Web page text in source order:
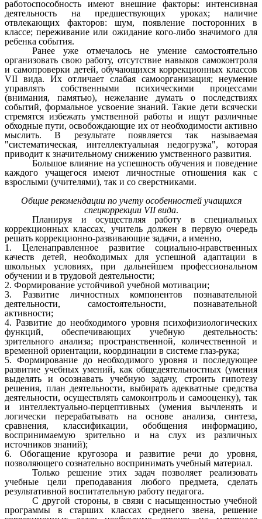
работоспособность имеют внешние факторы: интенсивная
деятельность на предшествующих уроках; наличие
отвлекающих факторов: шум, появление посторонних в
классе; переживание или ожидание кого-либо значимого для
ребенка события.
Ранее уже отмечалось не умение самостоятельно
организовать свою работу, отсутствие навыков самоконтроля
и самопроверки детей, обучающихся коррекционных классов
VII вида. Их отличает слабая самоорганизация; неумение
управлять собственными психическими процессами
(внимания, памятью), нежелание думать о последствиях
событий, формальное усвоение знаний. Такие дети всячески
стремятся избежать умственной работы и ищут различные
обходные пути, освобождающие их от необходимости активно
мыслить. В результате появляется так называемая
"систематическая, интеллектуальная недогрузка", которая
приводит к значительному снижению умственного развития.
Большое влияние на успешность обучения и поведение
каждого учащегося имеют личностные отношения как с
взрослыми (учителями), так и со сверстниками.
Общие рекомендации по учету особенностей учащихся
спецкоррекции VII вида.
Планируя и осуществляя работу в специальных
коррекционных классах, учитель должен в первую очередь
решать коррекционно-развивающие задачи, а именно,
1. Целенаправленное развитие социально-нравственных
качеств детей, необходимых для успешной адаптации в
школьных условиях, при дальнейшем профессиональном
обучении и в трудовой деятельности;
2. Формирование устойчивой учебной мотивации;
3. Развитие личностных компонентов познавательной
деятельности, самостоятельности, познавательной
активности;
4. Развитие до необходимого уровня психофизиологических
функций, обеспечивающих учебную деятельность:
зрительного анализа; пространственной, количественной и
временной ориентации, координации в системе глаз-рука;
5. Формирование до необходимого уровня и последующее
развитие учебных умений, как общедеятельностных (умения
выделять и осознавать учебную задачу, строить гипотезу
решения, план деятельности, выбирать адекватные средства
деятельности, осуществлять самоконтроль и самооценку), так
и интеллектуально-перцептивных (умения вычленять и
логически перерабатывать на основе анализа, синтеза,
сравнения, классификации, обобщения информацию,
воспринимаемую зрительно и на слух из различных
источников знаний);
6. Обогащение кругозора и развитие речи до уровня,
позволяющего сознательно воспринимать учебный материал.
Только решение этих задач позволяет реализовать
учебные цели преподавания любого предмета, сделать
результативной воспитательную работу педагога.
С другой стороны, в связи с насыщенностью учебной
программы в старших классах среднего звена, решение